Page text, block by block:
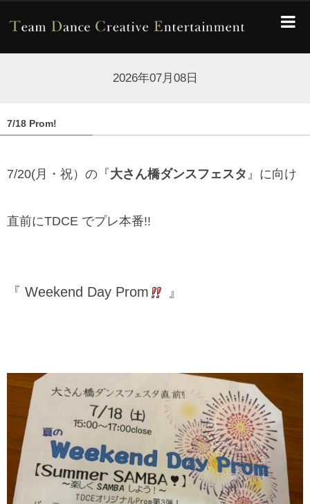
2026年07月08日
7/18 Prom!
7/20(月・祝）の『大さん橋ダンスフェスタ 』に向け
直前にTDCE でプレ本番!!
『 Weekend Day Prom 』